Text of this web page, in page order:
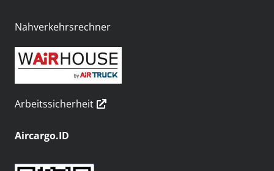
Nahverkehrsrechner
Arbeitssicherheit
Aircargo.ID